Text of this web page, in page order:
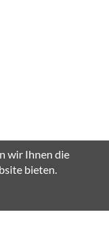
wir Ihnen die
bieten.